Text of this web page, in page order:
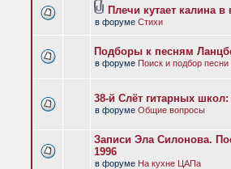
Плечи кутает калина
в форуме Стихи
Подборы к песням
в форуме Поиск и подбор песни
38-й Слёт гитарных
в форуме Общие вопросы
Записи Эла Силонова.
1996
в форуме На кухне ЦАПа